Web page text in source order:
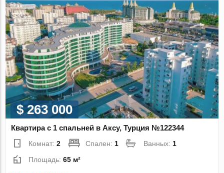
$ 263 000
Квартира с 1 спальней в Аксу, Турция №122344
Комнат:2 Спален: 1 Ванных: 1
Площадь:65 м²